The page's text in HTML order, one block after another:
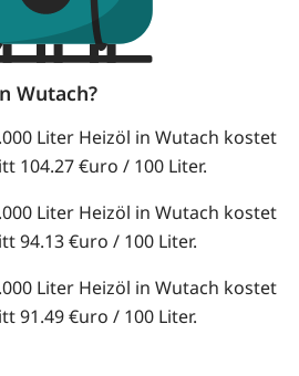
Wutach?
Liter Heizöl in Wutach kostet
104.27 €uro / 100 Liter.
Liter Heizöl in Wutach kostet
94.13 €uro / 100 Liter.
Liter Heizöl in Wutach kostet
91.49 €uro / 100 Liter.